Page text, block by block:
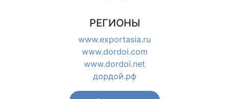
РЕГИОНЫ
www.exportasia.ru
www.dordoi.com
www.dordoi.net
дордой.рф